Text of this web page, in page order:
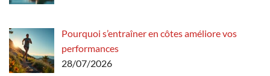
Pourquoi s’entraîner en côtes améliore vos
performances
28/07/2026